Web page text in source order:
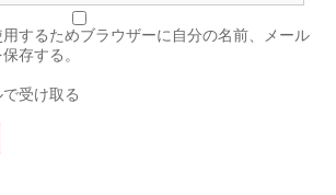
するためブラウザーに自分の名前、メール
存する。
受け取る